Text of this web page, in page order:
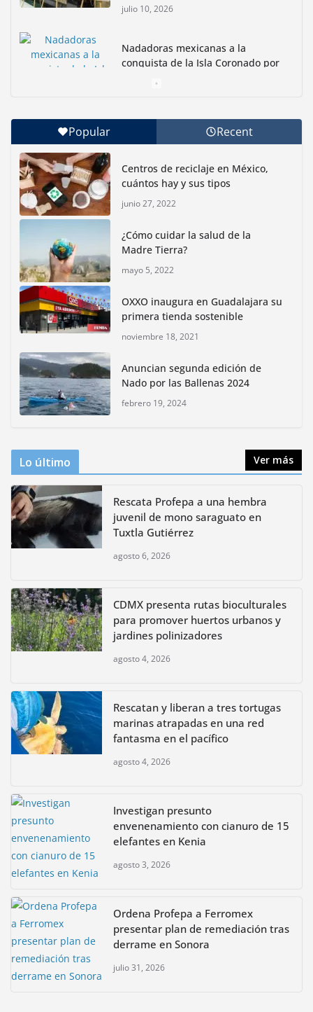
julio 10, 2026
Nadadoras mexicanas a la
conquista de la Isla Coronado por
Con jornada informativa, Profepa y Humane World
for Animals buscan inhibir tráfico de aves
junio 15, 2026
Inauguran nuevo Embarcadero Cuemanco para
reactivar la zona lacustre de Xochimilco
junio 4, 2026
Rompe CDMX récords Reto Naturalista Urbano 2026 y
lidera la biodiversidad nacional
mayo 18, 2026
bioculturales para promover
huertos urbanos y jardines
polinizadores
Popular Recent
Centros de reciclaje en México,
cuántos hay y sus tipos
junio 27, 2022
¿Cómo cuidar la salud de la
Madre Tierra?
mayo 5, 2022
OXXO inaugura en Guadalajara su
primera tienda sostenible
noviembre 18, 2021
Anuncian segunda edición de
Nado por las Ballenas 2024
febrero 19, 2024
Lo último Ver más
Rescata Profepa a una hembra
juvenil de mono saraguato en
Tuxtla Gutiérrez
agosto 6, 2026
CDMX presenta rutas bioculturales
para promover huertos urbanos y
jardines polinizadores
agosto 4, 2026
Rescatan y liberan a tres tortugas
marinas atrapadas en una red
fantasma en el pacífico
agosto 4, 2026
Investigan presunto
envenenamiento con cianuro de 15
elefantes en Kenia
agosto 3, 2026
Ordena Profepa a Ferromex
presentar plan de remediación tras
derrame en Sonora
julio 31, 2026